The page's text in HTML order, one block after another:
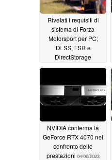
Rivelati i requisiti di
sistema di Forza
Motorsport per PC;
DLSS, FSR e
DirectStorage
supportati al lancio
NVIDIA conferma la
GeForce RTX 4070 nel
confronto delle
prestazioni 04/06/2023